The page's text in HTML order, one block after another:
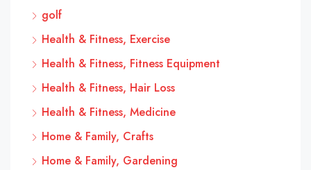
golf
Health & Fitness, Exercise
Health & Fitness, Fitness Equipment
Health & Fitness, Hair Loss
Health & Fitness, Medicine
Home & Family, Crafts
Home & Family, Gardening